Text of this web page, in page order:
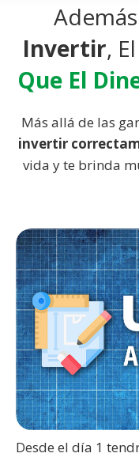
Invertir,
Que El
Más allá de las
invertir
vida y te brinda
Desde el día 1